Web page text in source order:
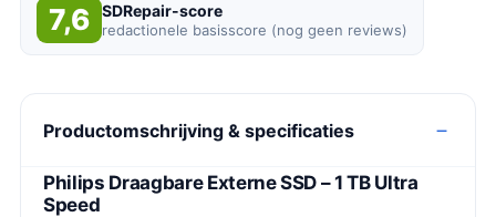
7,6 SDRepair-score
redactionele basisscore (nog geen reviews)
Productomschrijving & specificaties
Philips Draagbare Externe SSD – 1 TB Ultra
Speed